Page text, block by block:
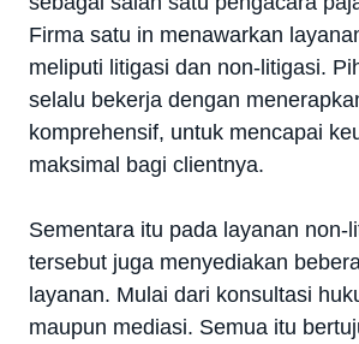
Firma satu in menawarkan
meliputi litigasi dan non-litigasi.
selalu bekerja dengan
komprehensif, untuk mencapai
maksimal bagi clientnya.
Sementara itu pada layanan non-
tersebut juga menyediakan
layanan. Mulai dari konsultasi
maupun mediasi. Semua itu